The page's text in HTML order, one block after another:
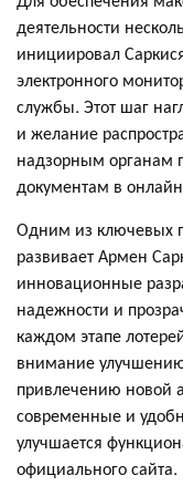
деятельности
инициировал
электронного
службы. Этот шаг
и желание
надзорным органам
документам в
Одним из ключевых
развивает Армен
инновационные
надежности и
каждом этапе
внимание
привлечению новой
современные и
улучшается
официального сайта.